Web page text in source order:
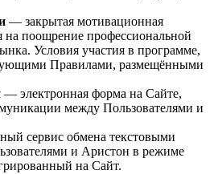
— закрытая мотивационная
на поощрение профессиональной
Условия участия в программе,
Правилами, размещёнными
— электронная форма на Сайте,
между Пользователями и
сервис обмена текстовыми
и Аристон в режиме
на Сайт.